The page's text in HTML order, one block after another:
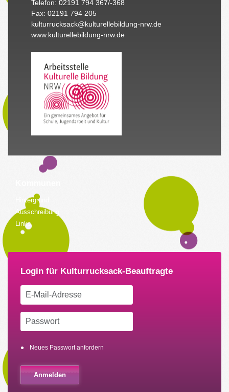
Telefon: 02191 794 367/-368
Fax: 02191 794 205
kulturrucksack@kulturellebildung-nrw.de
www.kulturellebildung-nrw.de
Hintergrund
Ausschreibung
Links
Neues Passwort anfordern